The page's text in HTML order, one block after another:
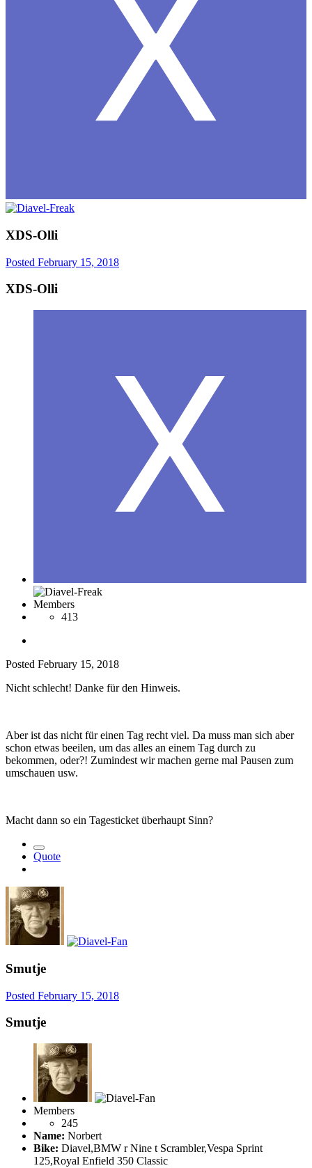
XDS-Olli
Posted February 15, 2018
XDS-Olli
Members
413
Posted February 15, 2018
Nicht schlecht! Danke für den Hinweis.
Aber ist das nicht für einen Tag recht viel. Da muss man sich aber
schon etwas beeilen, um das alles an einem Tag durch zu
bekommen, oder?! Zumindest wir machen gerne mal Pausen zum
umschauen usw.
Macht dann so ein Tagesticket überhaupt Sinn?
Quote
Smutje
Posted February 15, 2018
Smutje
Members
245
Name: Norbert
Bike: Diavel,BMW r Nine t Scrambler,Vespa Sprint
125,Royal Enfield 350 Classic